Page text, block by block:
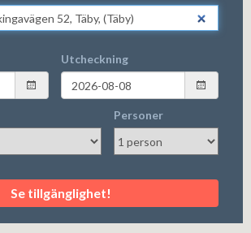
Utcheckning
Personer
Se tillgänglighet!